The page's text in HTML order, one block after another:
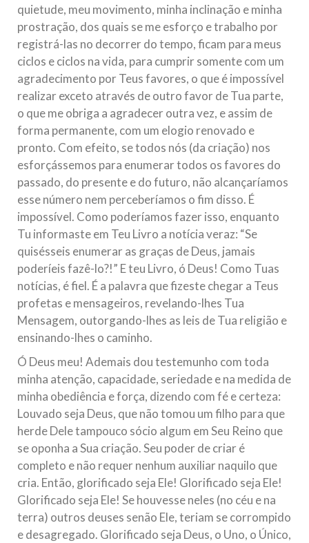
quietude, meu movimento, minha inclinação e minha
prostração, dos quais se me esforço e trabalho por
registrá-las no decorrer do tempo, ficam para meus
ciclos e ciclos na vida, para cumprir somente com um
agradecimento por Teus favores, o que é impossível
realizar exceto através de outro favor de Tua parte,
o que me obriga a agradecer outra vez, e assim de
forma permanente, com um elogio renovado e
pronto. Com efeito, se todos nós (da criação) nos
esforçássemos para enumerar todos os favores do
passado, do presente e do futuro, não alcançaríamos
esse número nem perceberíamos o fim disso. É
impossível. Como poderíamos fazer isso, enquanto
Tu informaste em Teu Livro a notícia veraz: “Se
quisésseis enumerar as graças de Deus, jamais
poderíeis fazê-lo?!” E teu Livro, ó Deus! Como Tuas
notícias, é fiel. É a palavra que fizeste chegar a Teus
profetas e mensageiros, revelando-lhes Tua
Mensagem, outorgando-lhes as leis de Tua religião e
ensinando-lhes o caminho.
Ó Deus meu! Ademais dou testemunho com toda
minha atenção, capacidade, seriedade e na medida de
minha obediência e força, dizendo com fé e certeza:
Louvado seja Deus, que não tomou um filho para que
herde Dele tampouco sócio algum em Seu Reino que
se oponha a Sua criação. Seu poder de criar é
completo e não requer nenhum auxiliar naquilo que
cria. Então, glorificado seja Ele! Glorificado seja Ele!
Glorificado seja Ele! Se houvesse neles (no céu e na
terra) outros deuses senão Ele, teriam se corrompido
e desagregado. Glorificado seja Deus, o Uno, o Único,